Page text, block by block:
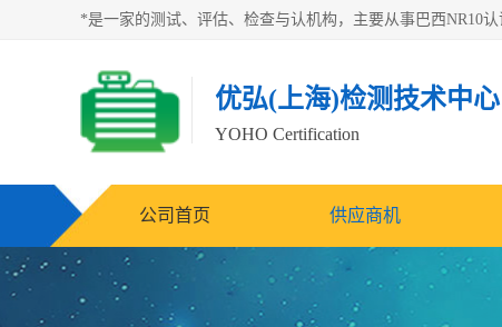
优弘(上海)检测技术中心
YOHO Certification
公司首页 供应商机